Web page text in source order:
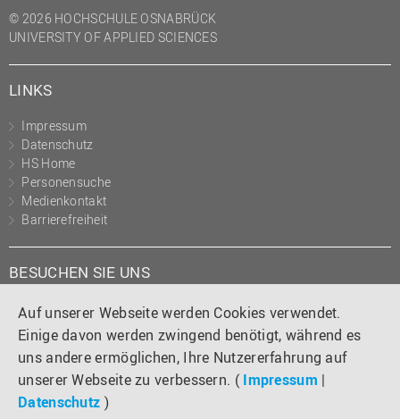
Auf unserer Webseite werden Cookies verwendet.
Einige davon werden zwingend benötigt, während es
uns andere ermöglichen, Ihre Nutzererfahrung auf
unserer Webseite zu verbessern. ( Impressum |
Datenschutz )
© 2026 HOCHSCHULE OSNABRÜCK
UNIVERSITY OF APPLIED SCIENCES
LINKS
Impressum
Datenschutz
HS Home
Personensuche
Medienkontakt
Barrierefreiheit
BESUCHEN SIE UNS
Instagram
TiktokLinkedIn
YouTube
Facebook